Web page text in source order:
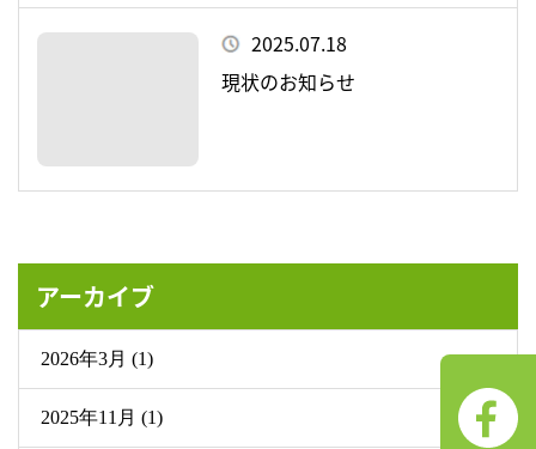
2025.07.18
現状のお知らせ
アーカイブ
2026年3月 (1)
2025年11月 (1)